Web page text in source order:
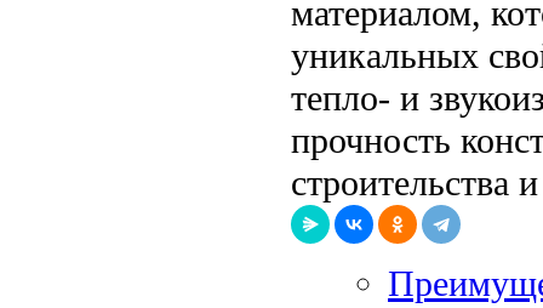
материалом,
уникальных
тепло- и
прочность
строительства